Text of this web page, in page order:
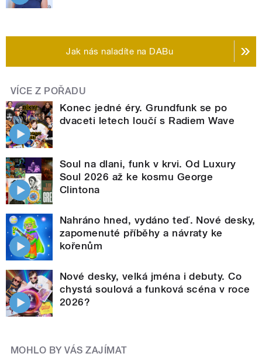
Jak nás naladíte na DABu
VÍCE Z POŘADU
Konec jedné éry. Grundfunk se po
dvaceti letech loučí s Radiem Wave
Soul na dlani, funk v krvi. Od Luxury
Soul 2026 až ke kosmu George
Clintona
Nahráno hned, vydáno teď. Nové desky,
zapomenuté příběhy a návraty ke
kořenům
Nové desky, velká jména i debuty. Co
chystá soulová a funková scéna v roce
2026?
MOHLO BY VÁS ZAJÍMAT